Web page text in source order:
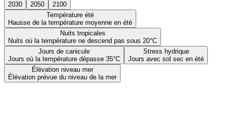
2030 2050
2100
Température été
Hausse de la température moyenne en été
Nuits tropicales
Nuits où la température ne descend pas sous 20°C
Jours de canicule
Jours où la température dépasse 35°C
Stress hydrique
Jours avec sol sec en été
Élévation niveau mer
Élévation prévue du niveau de la mer